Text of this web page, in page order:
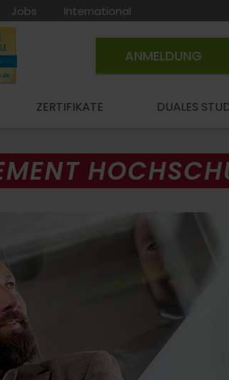
Jobs International
ANMELDUNG
ZERTIFIKATE DUALES